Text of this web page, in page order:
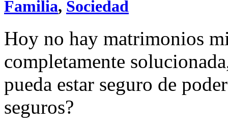
Familia, Sociedad
Hoy no hay matrimonios
completamente
pueda estar seguro de
seguros?